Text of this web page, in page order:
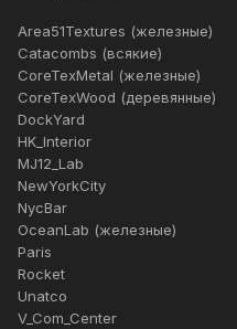
Area51Textures (железные)
Catacombs (всякие)
CoreTexMetal (железные)
CoreTexWood (деревянные)
DockYard
HK_Interior
MJ12_Lab
NewYorkCity
NycBar
OceanLab (железные)
Paris
Rocket
Unatco
V_Com_Center